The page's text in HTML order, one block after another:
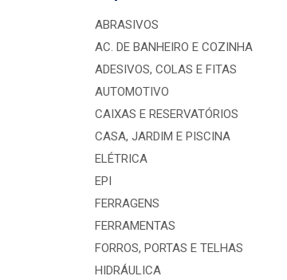
ABRASIVOS
AC. DE BANHEIRO E COZINHA
ADESIVOS, COLAS E FITAS
AUTOMOTIVO
CAIXAS E RESERVATÓRIOS
CASA, JARDIM E PISCINA
ELÉTRICA
EPI
FERRAGENS
FERRAMENTAS
FORROS, PORTAS E TELHAS
HIDRÁULICA